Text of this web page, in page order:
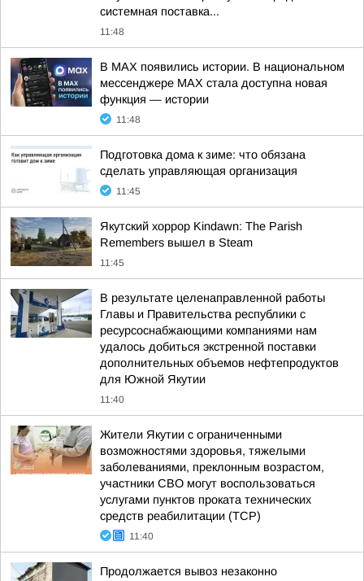
системная поставка...
11:48
В MAX появились истории. В национальном
мессенджере MAX стала доступна новая
функция — истории
11:48
Подготовка дома к зиме: что обязана
сделать управляющая организация
11:45
Якутский хоррор Kindawn: The Parish
Remembers вышел в Steam
11:45
В результате целенаправленной работы
Главы и Правительства республики с
ресурсоснабжающими компаниями нам
удалось добиться экстренной поставки
дополнительных объемов нефтепродуктов
для Южной Якутии
11:40
Жители Якутии с ограниченными
возможностями здоровья, тяжелыми
заболеваниями, преклонным возрастом,
участники СВО могут воспользоваться
услугами пунктов проката технических
средств реабилитации (ТСР)
11:40
Продолжается вывоз незаконно